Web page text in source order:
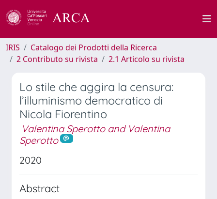
IRIS
Catalogo dei Prodotti della Ricerca
2 Contributo su rivista
2.1 Articolo su rivista
Lo stile che aggira la censura:
l’illuminismo democratico di
Nicola Fiorentino
Valentina Sperotto and Valentina
Sperotto
2020
Abstract